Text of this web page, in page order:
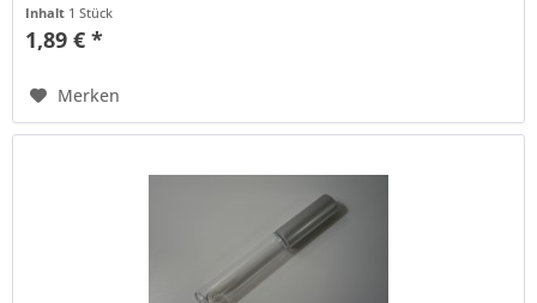
Inhalt 1 Stück
1,89 € *
Merken